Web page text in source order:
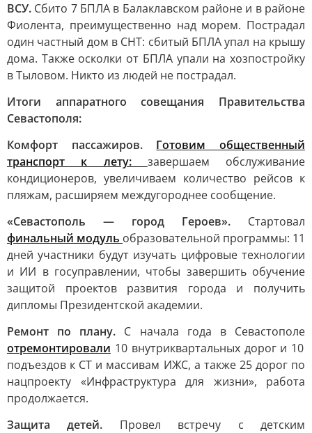
ВСУ. Сбито 7 БПЛА в Балаклавском районе и в районе
Фиолента, преимущественно над морем. Пострадал
один частный дом в СНТ: сбитый БПЛА упал на крышу
дома. Также осколки от БПЛА упали на хозпостройку
в Тыловом. Никто из людей не пострадал.
Итоги аппаратного совещания Правительства
Севастополя:
Комфорт пассажиров.
Готовим общественный
транспорт к лету: завершаем обслуживание
кондиционеров, увеличиваем количество рейсов к
пляжам, расширяем междугороднее сообщение.
«Севастополь — город Героев». Стартовал
финальный модуль образовательной программы: 11
дней участники будут изучать цифровые технологии
и ИИ в госуправлении, чтобы завершить обучение
защитой проектов развития города и получить
дипломы Президентской академии.
Ремонт по плану. С начала года в Севастополе
отремонтировали 10 внутриквартальных дорог и 10
подъездов к СТ и массивам ИЖС, а также 25 дорог по
нацпроекту «Инфраструктура для жизни», работа
продолжается.
Защита детей. Провел встречу с детским